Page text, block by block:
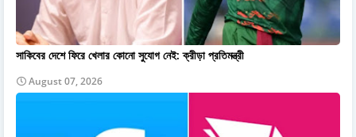
সাকিবের দেশে ফিরে খেলার কোনো সুযোগ নেই: ক্রীড়া প্রতিমন্ত্রী
August 07, 2026